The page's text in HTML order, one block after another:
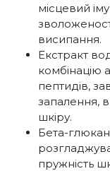
місцевий
висипання.
Екстракт
комбінацію
пептидів,
запалення,
шкіру.
Бета-
пружність